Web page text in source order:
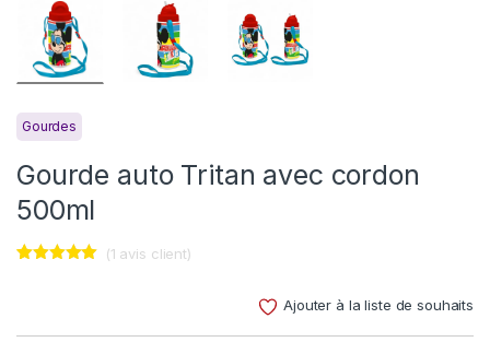
Gourdes
Gourde auto Tritan avec cordon
500ml
client
(1 avis client)
Ajouter à la liste de souhaits